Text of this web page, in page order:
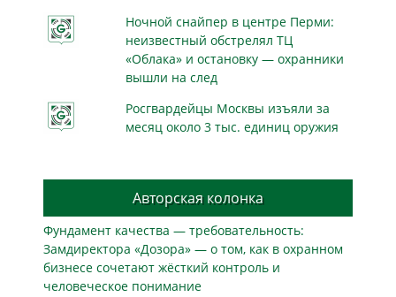
Ночной снайпер в центре Перми:
неизвестный обстрелял ТЦ
«Облака» и остановку — охранники
вышли на след
Росгвардейцы Москвы изъяли за
месяц около 3 тыс. единиц оружия
Авторская колонка
Фундамент качества — требовательность:
Замдиректора «Дозора» — о том, как в охранном
бизнесe сочетают жёсткий контроль и
человеческое понимание